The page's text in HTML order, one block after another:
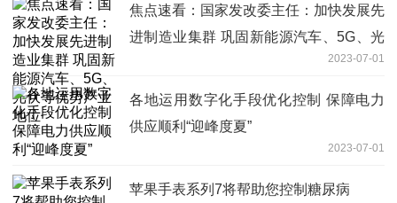
焦点速看：国家发改委主任：加快发展先
进制造业集群 巩固新能源汽车、5G、光
2023-07-01
各地运用数字化手段优化控制 保障电力
供应顺利“迎峰度夏”
2023-07-01
苹果手表系列7将帮助您控制糖尿病